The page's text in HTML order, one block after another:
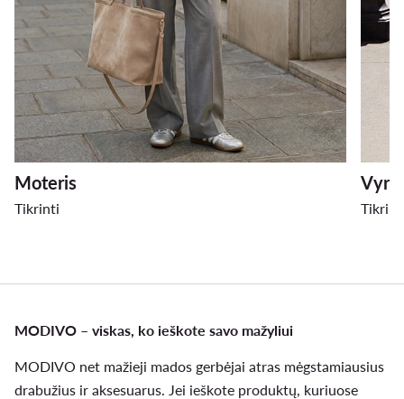
Moteris
Tikrinti
MODIVO – viskas, ko ieškote savo mažyliui
MODIVO net mažieji mados gerbėjai atras mėgstamiausius
drabužius ir aksesuarus. Jei ieškote produktų, kuriuose